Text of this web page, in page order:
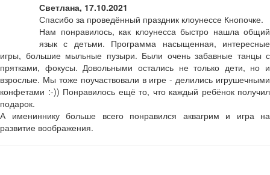
Светлана, 17.10.2021
Спасибо за проведённый праздник клоунессе Кнопочке.
Нам понравилось, как клоунесса быстро нашла общий
язык с детьми. Программа насыщенная, интересные
игры, большие мыльные пузыри. Были очень забавные танцы с
прятками, фокусы. Довольными остались не только дети, но и
взрослые. Мы тоже поучаствовали в игре - делились игрушечными
конфетами :-)) Понравилось ещё то, что каждый ребёнок получил
подарок.
А имениннику больше всего понравился аквагрим и игра на
развитие воображения.